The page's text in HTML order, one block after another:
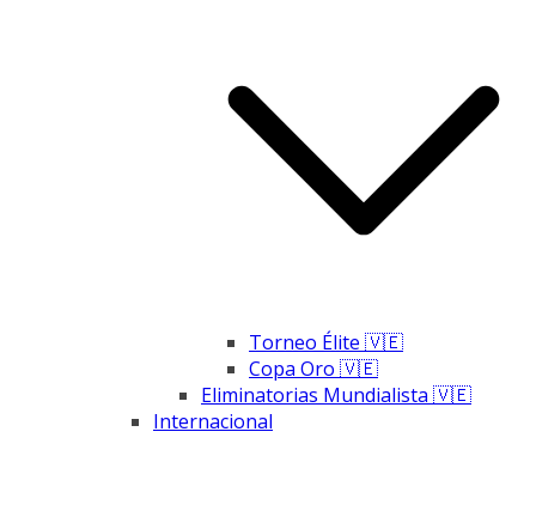
Torneo Élite 🇻🇪
Copa Oro 🇻🇪
Eliminatorias Mundialista 🇻🇪
Internacional